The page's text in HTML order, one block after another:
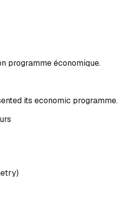
programme économique.
its economic programme.